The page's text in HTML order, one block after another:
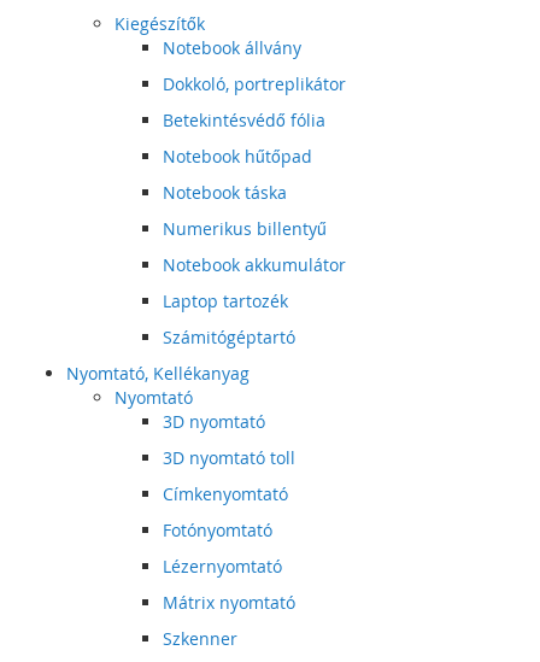
Kiegészítők
Notebook állvány
Dokkoló, portreplikátor
Betekintésvédő fólia
Notebook hűtőpad
Notebook táska
Numerikus billentyű
Notebook akkumulátor
Laptop tartozék
Számitógéptartó
Nyomtató, Kellékanyag
Nyomtató
3D nyomtató
3D nyomtató toll
Címkenyomtató
Fotónyomtató
Lézernyomtató
Mátrix nyomtató
Szkenner